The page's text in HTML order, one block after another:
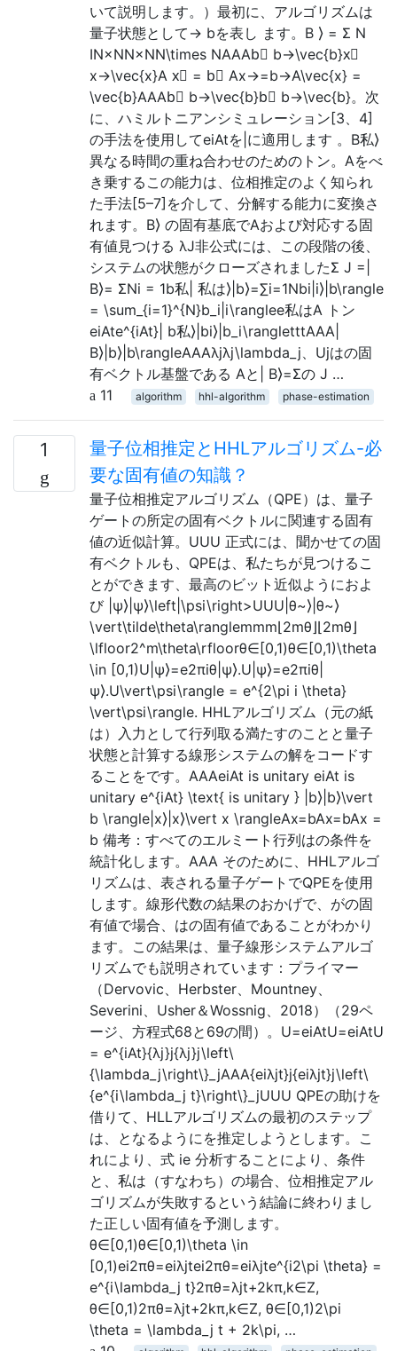
いて説明します。）最初に、アルゴリズムは
量子状態として→ bを表し ます。B ⟩ = Σ N
IN×NN×NN\times NAAAb⃗ b→\vec{b}x⃗
x→\vec{x}A x⃗ = b⃗ Ax→=b→A\vec{x} =
\vec{b}AAAb⃗ b→\vec{b}b⃗ b→\vec{b}。次
に、ハミルトニアンシミュレーション[3、4]
の手法を使用してeiAtを|に適用します 。B私⟩
異なる時間の重ね合わせのためのトン。Aをべ
き乗するこの能力は、位相推定のよく知られ
た手法[5–7]を介して、分解する能力に変換さ
れます。B⟩ の固有基底でAおよび対応する固
有値見つける λJ非公式には、この段階の後、
システムの状態がクローズされましたΣ J =|
B⟩= ΣNi = 1b私| 私は⟩|b⟩=∑i=1Nbi|i⟩|b\rangle
= \sum_{i=1}^{N}b_i|i\ranglee私はA トン
eiAte^{iAt}| b私⟩|bi⟩|b_i\rangletttAAA|
B⟩|b⟩|b\rangleAAAλjλj\lambda_j、Ujはの固
有ベクトル基盤である Aと| B⟩=Σの J …
11
algorithm hhl-algorithm phase-estimation
1
量子位相推定とHHLアルゴリズム-必
要な固有値の知識？
量子位相推定アルゴリズム（QPE）は、量子
ゲートの所定の固有ベクトルに関連する固有
値の近似計算。UUU 正式には、聞かせての固
有ベクトルも、QPEは、私たちが見つけるこ
とができます、最高のビット近似ようにおよ
び |ψ⟩|ψ⟩\left|\psi\right>UUU|θ~⟩|θ~⟩
\vert\tilde\theta\ranglemmm⌊2mθ⌋⌊2mθ⌋
\lfloor2^m\theta\rfloorθ∈[0,1)θ∈[0,1)\theta
\in [0,1)U|ψ⟩=e2πiθ|ψ⟩.U|ψ⟩=e2πiθ|
ψ⟩.U\vert\psi\rangle = e^{2\pi i \theta}
\vert\psi\rangle. HHLアルゴリズム（元の紙
は）入力として行列取る満たすのことと量子
状態と計算する線形システムの解をコードす
ることをです。AAAeiAt is unitary eiAt is
unitary e^{iAt} \text{ is unitary } |b⟩|b⟩\vert
b \rangle|x⟩|x⟩\vert x \rangleAx=bAx=bAx =
b 備考：すべてのエルミート行列はの条件を
統計化します。AAA そのために、HHLアルゴ
リズムは、表される量子ゲートでQPEを使用
します。線形代数の結果のおかげで、がの固
有値で場合、はの固有値であることがわかり
ます。この結果は、量子線形システムアルゴ
リズムでも説明されています：プライマー
（Dervovic、Herbster、Mountney、
Severini、Usher＆Wossnig、2018）（29ペ
ージ、方程式68と69の間）。U=eiAtU=eiAtU
= e^{iAt}{λj}j{λj}j\left\
{\lambda_j\right\}_jAAA{eiλjt}j{eiλjt}j\left\
{e^{i\lambda_j t}\right\}_jUUU QPEの助けを
借りて、HLLアルゴリズムの最初のステップ
は、となるようにを推定しようとします。こ
れにより、式 ie 分析することにより、条件
と、私は（すなわち）の場合、位相推定アル
ゴリズムが失敗するという結論に終わりまし
た正しい固有値を予測します。
θ∈[0,1)θ∈[0,1)\theta \in
[0,1)ei2πθ=eiλjtei2πθ=eiλjte^{i2\pi \theta} =
e^{i\lambda_j t}2πθ=λjt+2kπ,k∈Z,
θ∈[0,1)2πθ=λjt+2kπ,k∈Z, θ∈[0,1)2\pi
\theta = \lambda_j t + 2k\pi, …